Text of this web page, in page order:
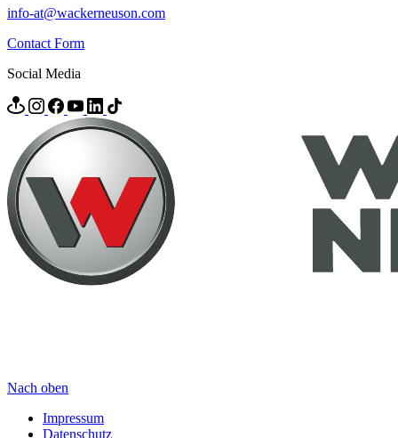
info-at@wackerneuson.com
Contact Form
Social Media
Nach oben
Impressum
Datenschutz